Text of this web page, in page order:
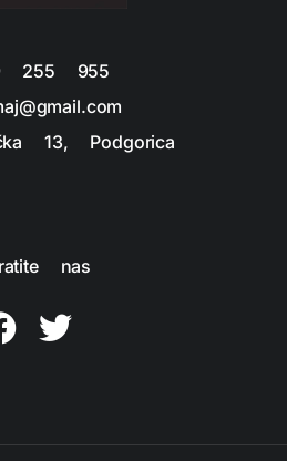
255 955
13, Podgorica
nas